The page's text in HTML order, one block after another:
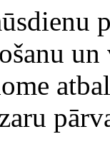
un